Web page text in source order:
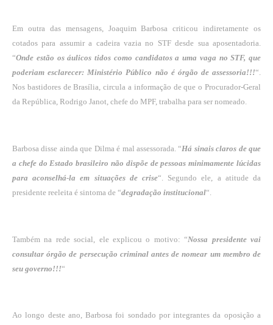
Em outra das mensagens, Joaquim Barbosa criticou indiretamente os
cotados para assumir a cadeira vazia no STF desde sua aposentadoria.
“Onde estão os áulicos tidos como candidatos a uma vaga no STF, que
poderiam esclarecer: Ministério Público não é órgão de assessoria!!!“.
Nos bastidores de Brasília, circula a informação de que o Procurador-Geral
da República, Rodrigo Janot, chefe do MPF, trabalha para ser nomeado.
Barbosa disse ainda que Dilma é mal assessorada. “Há sinais claros de que
a chefe do Estado brasileiro não dispõe de pessoas minimamente lúcidas
para aconselhá-la em situações de crise“. Segundo ele, a atitude da
presidente reeleita é sintoma de “degradação institucional“.
Também na rede social, ele explicou o motivo: “Nossa presidente vai
consultar órgão de persecução criminal antes de nomear um membro de
seu governo!!!“
Ao longo deste ano, Barbosa foi sondado por integrantes da oposição a